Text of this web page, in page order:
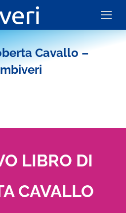
Cavallo –
LIBRO DI
CAVALLO